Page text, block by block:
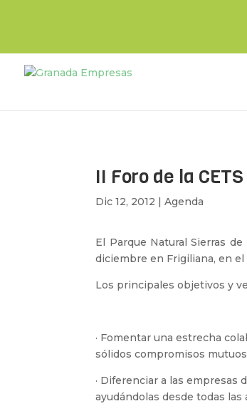
II Foro de la
Dic 12, 2012 |Agenda
El Parque Natural Sierras
diciembre en Frigiliana, en el
Los principales objetivos y
· Fomentar una estrecha
sólidos compromisos
· Diferenciar a las
ayudándolas desde todas